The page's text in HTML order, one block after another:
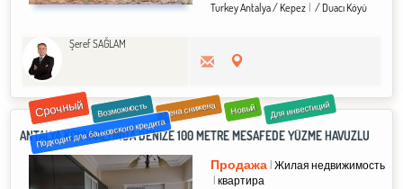
Turkey Antalya / Kepez / Duacı Köyü
Şeref SAĞLAM
Срочный Возможность Цена снижена Новый Для инвестиций
Подходит для банковского кредита
ANTALYA KONYAALTINDA DENİZE 100 METRE MESAFEDE YÜZME HAVUZLU
Продажа Жилая недвижимость
квартира